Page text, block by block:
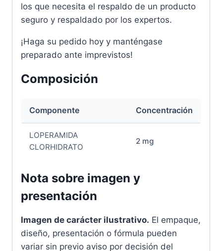
los que necesita el respaldo de un producto
seguro y respaldado por los expertos.
¡Haga su pedido hoy y manténgase
preparado ante imprevistos!
Composición
Componente Concentración
LOPERAMIDA
CLORHIDRATO
2 mg
Nota sobre imagen y
presentación
Imagen de carácter ilustrativo. El empaque,
diseño, presentación o fórmula pueden
variar sin previo aviso por decisión del